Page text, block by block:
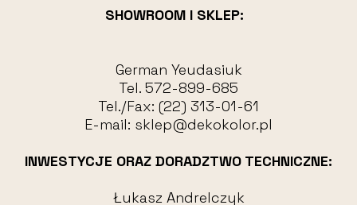
SHOWROOM I SKLEP:
German Yeudasiuk
Tel. 572-899-685
Tel./Fax: (22) 313-01-61
E-mail: sklep@dekokolor.pl
INWESTYCJE ORAZ DORADZTWO TECHNICZNE:
Łukasz Andrelczyk